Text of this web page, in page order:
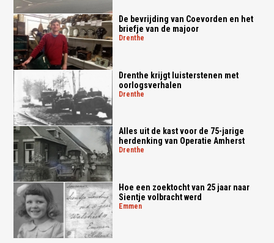
De bevrijding van Coevorden en het
briefje van de majoor
drenthe
Drenthe krijgt luisterstenen met
oorlogsverhalen
drenthe
Alles uit de kast voor de 75-jarige
herdenking van Operatie Amherst
drenthe
Hoe een zoektocht van 25 jaar naar
Sientje volbracht werd
emmen